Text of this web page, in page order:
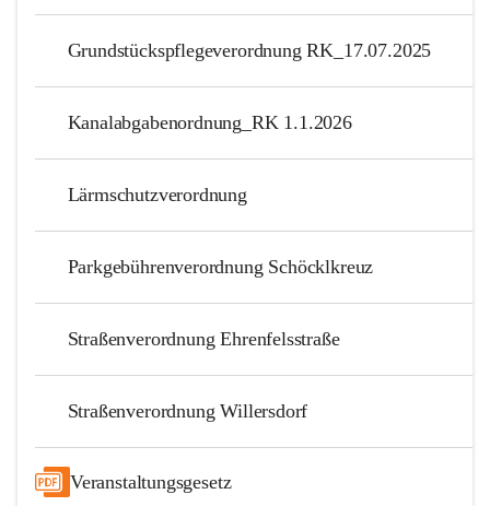
Grundstückspflegeverordnung RK_17.07.2025
Kanalabgabenordnung_RK 1.1.2026
Lärmschutzverordnung
Parkgebührenverordnung Schöcklkreuz
Straßenverordnung Ehrenfelsstraße
Straßenverordnung Willersdorf
Veranstaltungsgesetz